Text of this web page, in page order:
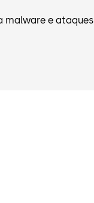
malware e ataques